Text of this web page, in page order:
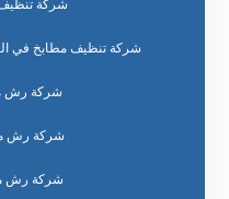
شركة
شركة تنظيف مطابخ في
شركة رش
شركة رش
شركة رش